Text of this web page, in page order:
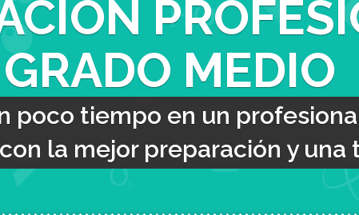
GRADO MEDIO
poco tiempo en un
la mejor preparación y